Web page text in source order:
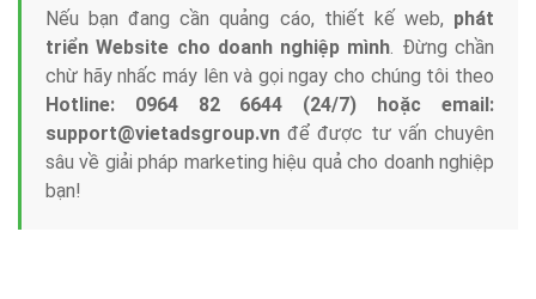
Nếu bạn đang cần quảng cáo, thiết kế web, phát
triển Website cho doanh nghiệp mình. Đừng chần
chừ hãy nhấc máy lên và gọi ngay cho chúng tôi theo
Hotline: 0964 82 6644 (24/7) hoặc email:
support@vietadsgroup.vn để được tư vấn chuyên
sâu về giải pháp marketing hiệu quả cho doanh nghiệp
bạn!